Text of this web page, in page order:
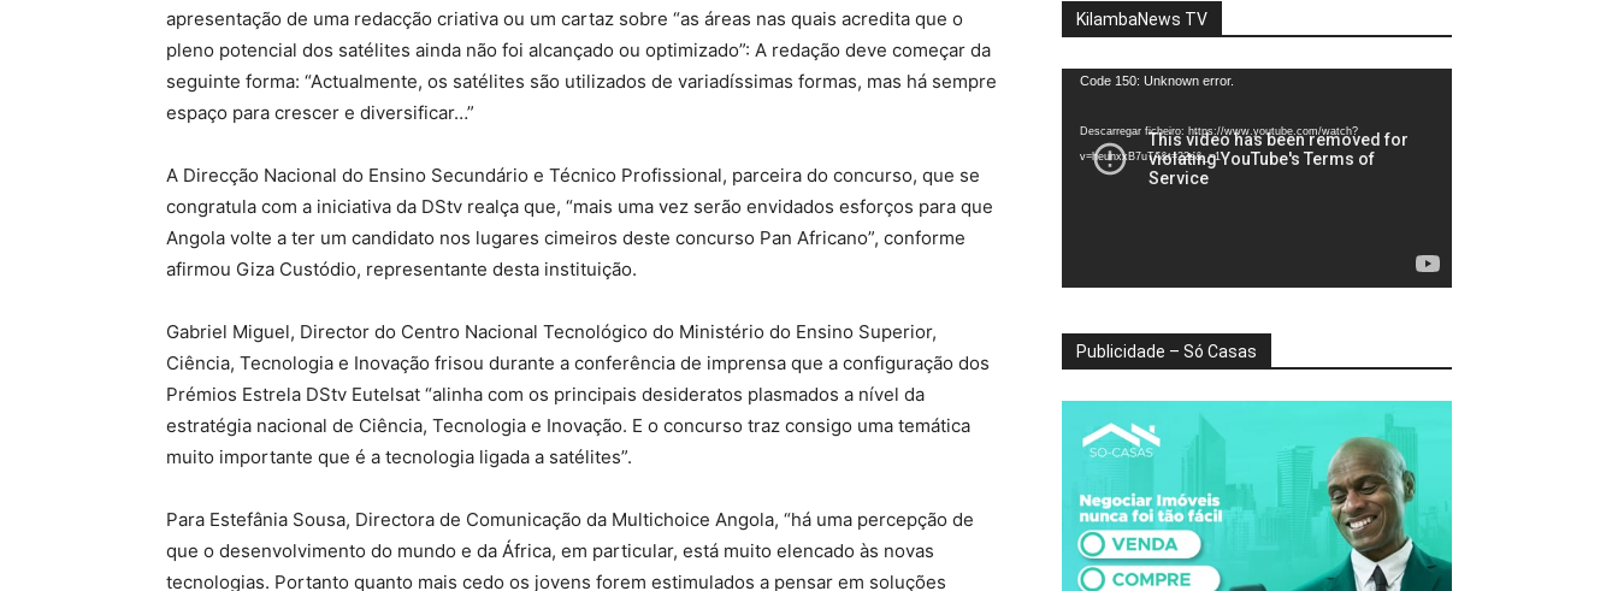
apresentação de uma redacção criativa ou um cartaz sobre “as áreas nas quais acredita que o
pleno potencial dos satélites ainda não foi alcançado ou optimizado”: A redação deve começar da
seguinte forma: “Actualmente, os satélites são utilizados de variadíssimas formas, mas há sempre
espaço para crescer e diversificar…”
A Direcção Nacional do Ensino Secundário e Técnico Profissional, parceira do concurso, que se
congratula com a iniciativa da DStv realça que, “mais uma vez serão envidados esforços para que
Angola volte a ter um candidato nos lugares cimeiros deste concurso Pan Africano”, conforme
afirmou Giza Custódio, representante desta instituição.
Gabriel Miguel, Director do Centro Nacional Tecnológico do Ministério do Ensino Superior,
Ciência, Tecnologia e Inovação frisou durante a conferência de imprensa que a configuração dos
Prémios Estrela DStv Eutelsat “alinha com os principais desideratos plasmados a nível da
estratégia nacional de Ciência, Tecnologia e Inovação. E o concurso traz consigo uma temática
muito importante que é a tecnologia ligada a satélites”.
Para Estefânia Sousa, Directora de Comunicação da Multichoice Angola, “há uma percepção de
que o desenvolvimento do mundo e da África, em particular, está muito elencado às novas
tecnologias. Portanto quanto mais cedo os jovens forem estimulados a pensar em soluções
KilambaNews TV
Reprodutor
vídeo
Code 150: Unknown error.
Descarregar ficheiro: https://www.youtube.com/watch?
v=heunxxB7uTA&t=22s&_=1
Publicidade – Só Casas